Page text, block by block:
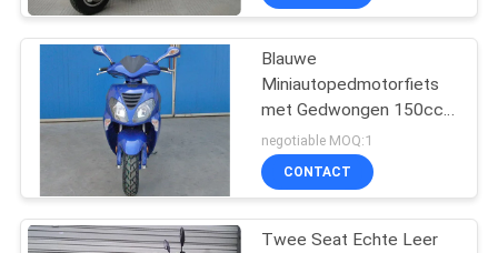
FABRIEKSREIS
KWALITEITSCONTROLE
CONTACTEER
ONS
Blauwe
Miniautopedmotorfiets
met Gedwongen 150cc
CVT - lucht Gekoelde
Motor
negotiable MOQ:1
CONTACT
Twee Seat Echte Leer